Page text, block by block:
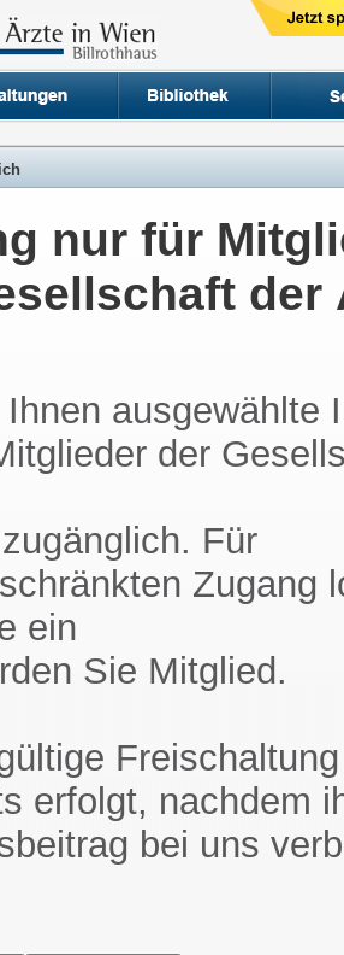
nur für
der
Ihnen ausgewählte
der
Für
Zugang
ein
Sie Mitglied.
erfolgt, nachdem
bei uns